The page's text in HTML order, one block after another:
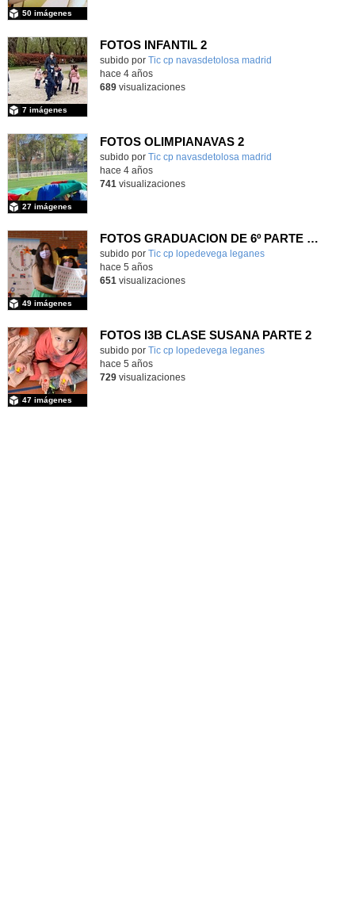
50 imágenes
FOTOS INFANTIL 2
Contenido educativo.
subido por Tic cp navasdetolosa madrid
7 imágenes
hace 4 años
689visualizaciones
FOTOS OLIMPIANAVAS 2
subido por Tic cp navasdetolosa madrid
27 imágenes
hace 4 años
741 visualizaciones
FOTOS GRADUACION DE 6º PARTE 2 LOPE DE VEGA
subido por Tic cp lopedevega leganes
49 imágenes
-
hace 5 años
651 visualizaciones
FOTOS I3B CLASE SUSANA PARTE 2
Contenido educativo.
subido por Tic cp lopedevega leganes
47 imágenes
-
hace 5 años
729visualizaciones